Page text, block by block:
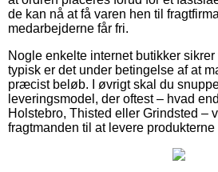
de kan nå at få varen hen til
medarbejderne får fri.
Nogle enkelte internet butikker
typisk er det under betingelse af at
præcist beløb. I øvrigt skal du
leveringsmodel, der oftest – hvad
Holstebro, Thisted eller Grindsted –
fragtmanden til at levere